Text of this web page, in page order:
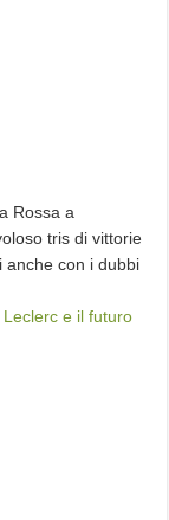
Rossa a
tris di vittorie
anche con i dubbi
e il futuro